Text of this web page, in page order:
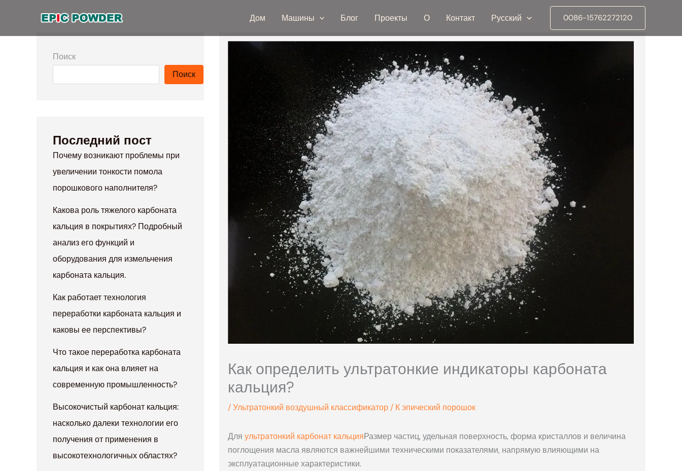
содержанию
Дом Машины Блог Проекты О Контакт Русский 0086-15762272120
Поиск
Поиск
Последний пост
Почему возникают проблемы при
увеличении тонкости помола
порошкового наполнителя?
Какова роль тяжелого карбоната
кальция в покрытиях? Подробный
анализ его функций и
оборудования для измельчения
карбоната кальция.
Как работает технология
переработки карбоната кальция и
каковы ее перспективы?
Что такое переработка карбоната
кальция и как она влияет на
современную промышленность?
Высокочистый карбонат кальция:
насколько далеки технологии его
получения от применения в
высокотехнологичных областях?
Как определить ультратонкие индикаторы карбоната
кальция?
/Ультратонкий воздушный классификатор/ Кэпический порошок
Для ультратонкий карбонат кальцияРазмер частиц, удельная поверхность, форма кристаллов и величина
поглощения масла являются важнейшими техническими показателями, напрямую влияющими на
эксплуатационные характеристики.